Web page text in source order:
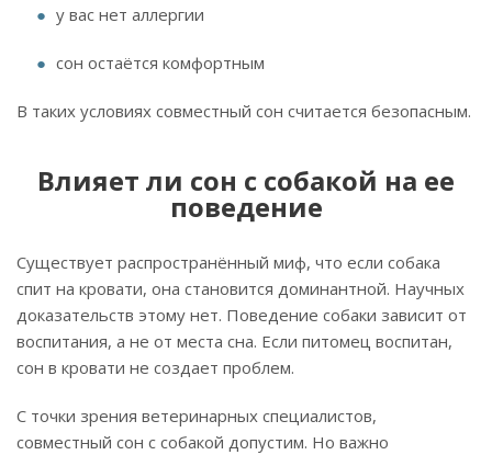
у вас нет аллергии
сон остаётся комфортным
В таких условиях совместный сон считается безопасным.
Влияет ли сон с собакой на ее
поведение
Существует распространённый миф, что если собака
спит на кровати, она становится доминантной. Научных
доказательств этому нет. Поведение собаки зависит от
воспитания, а не от места сна. Если питомец воспитан,
сон в кровати не создает проблем.
С точки зрения ветеринарных специалистов,
совместный сон с собакой допустим. Но важно